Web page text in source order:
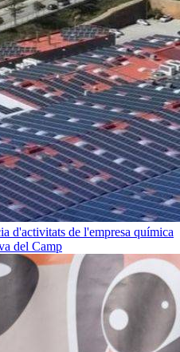
d'activitats de l'empresa química
del Camp